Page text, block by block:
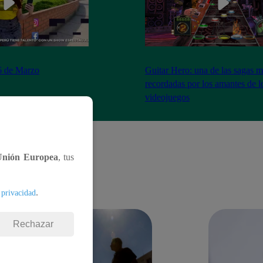
de Marzo
Guitar Hero: una de las sagas
recordadas por los amantes de
videojuegos
Europea, tus
.
Rechazar